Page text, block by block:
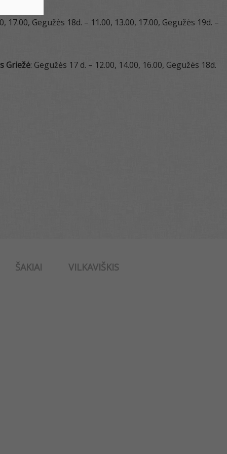
17.00, Gegužės 18d. – 11.00, 13.00, 17.00, Gegužės 19d. –
Griežė: Gegužės 17 d. – 12.00, 14.00, 16.00, Gegužės 18d.
ŠAKIAI
VILKAVIŠKIS